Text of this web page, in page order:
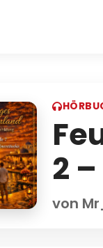
2
von